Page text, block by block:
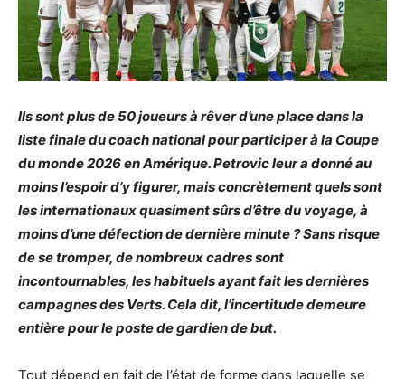
Ils sont plus de 50 joueurs à rêver d’une place dans la
liste finale du coach national pour participer à la Coupe
du monde 2026 en Amérique. Petrovic leur a donné au
moins l’espoir d’y figurer, mais concrètement quels sont
les internationaux quasiment sûrs d’être du voyage, à
moins d’une défection de dernière minute ? Sans risque
de se tromper, de nombreux cadres sont
incontournables, les habituels ayant fait les dernières
campagnes des Verts. Cela dit, l’incertitude demeure
entière pour le poste de gardien de but.
Tout dépend en fait de l’état de forme dans laquelle se